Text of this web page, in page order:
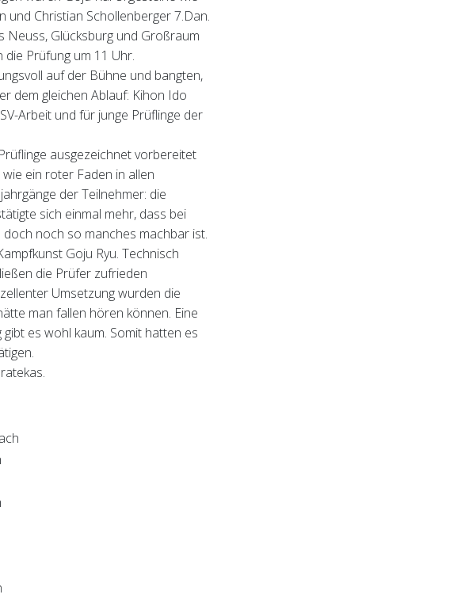
und Christian Schollenberger 7.Dan.
Neuss, Glücksburg und Großraum
Prüfung um 11 Uhr.
auf der Bühne und bangten,
dem gleichen Ablauf: Kihon Ido
Arbeit und für junge Prüflinge der
ausgezeichnet vorbereitet
ein roter Faden in allen
der Teilnehmer: die
sich einmal mehr, dass bei
noch so manches machbar ist.
Goju Ryu. Technisch
die Prüfer zufrieden
Umsetzung wurden die
man fallen hören können. Eine
es wohl kaum. Somit hatten es